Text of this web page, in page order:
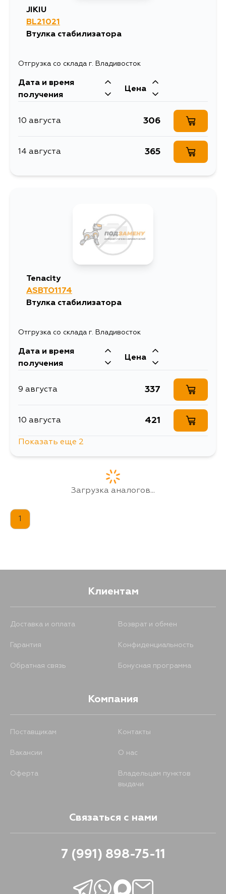
JIKIU
BL21021
Втулка стабилизатора
Отгрузка со склада г. Владивосток
Дата и время
получения
Цена
10 августа 306
14 августа 365
Tenacity
ASBTO1174
Втулка стабилизатора
Отгрузка со склада г. Владивосток
Дата и время
получения
Цена
9 августа 337
10 августа 421
Показать еще 2
Загрузка аналогов...
1
Клиентам
Доставка и оплата Возврат и обмен
Гарантия Конфиденциальность
Обратная связь Бонусная программа
Компания
Поставщикам Контакты
Вакансии О нас
Оферта
Владельцам пунктов
выдачи
Связаться с нами
7 (991) 898-75-11